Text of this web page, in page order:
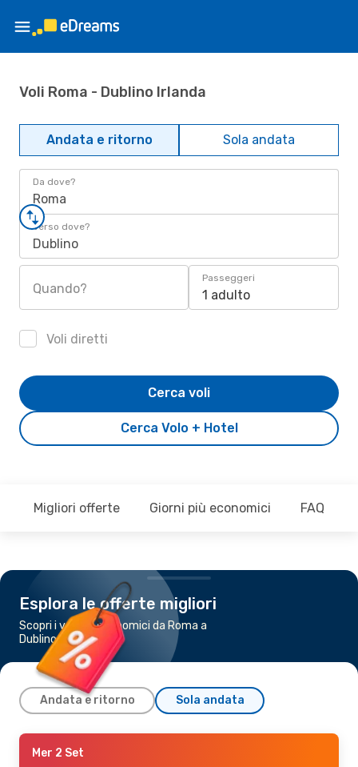
Voli Roma - Dublino Irlanda
Andata e ritorno Sola andata
Da dove?
Roma
Verso dove?
Dublino
Quando?
Passeggeri
1 adulto
Voli diretti
Cerca Volo + Hotel
Cerca voli
Migliori offerte Giorni più economici FAQ
Esplora le offerte migliori
Scopri i voli più economici da Roma a
Dublino
Andata e ritorno Sola andata
Gio 17 Set
Mer 2 Set